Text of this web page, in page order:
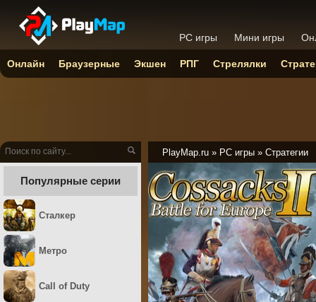
PlayMap.ru » PC игры » Стратегии
Популярные серии
Сталкер
Метро
Call of Duty
PC игры Мини игры
Онлайн Браузерные Экшен РПГ Стрелялки